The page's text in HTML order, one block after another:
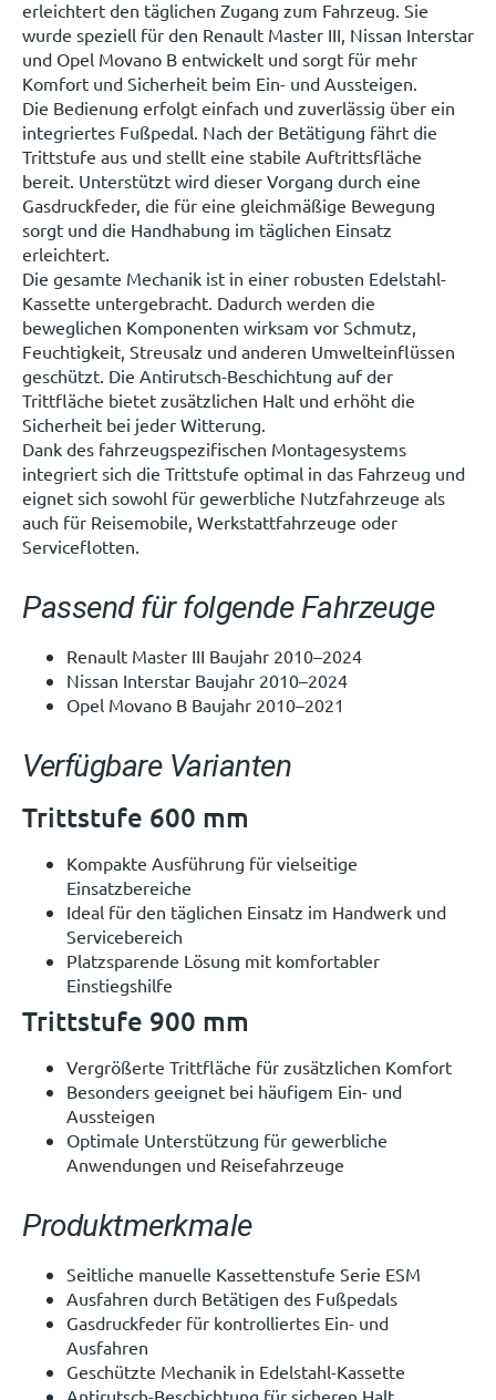
erleichtert den täglichen Zugang zum Fahrzeug. Sie
wurde speziell für den Renault Master III, Nissan Interstar
und Opel Movano B entwickelt und sorgt für mehr
Komfort und Sicherheit beim Ein- und Aussteigen.
Die Bedienung erfolgt einfach und zuverlässig über ein
integriertes Fußpedal. Nach der Betätigung fährt die
Trittstufe aus und stellt eine stabile Auftrittsfläche
bereit. Unterstützt wird dieser Vorgang durch eine
Gasdruckfeder, die für eine gleichmäßige Bewegung
sorgt und die Handhabung im täglichen Einsatz
erleichtert.
Die gesamte Mechanik ist in einer robusten Edelstahl-
Kassette untergebracht. Dadurch werden die
beweglichen Komponenten wirksam vor Schmutz,
Feuchtigkeit, Streusalz und anderen Umwelteinflüssen
geschützt. Die Antirutsch-Beschichtung auf der
Trittfläche bietet zusätzlichen Halt und erhöht die
Sicherheit bei jeder Witterung.
Dank des fahrzeugspezifischen Montagesystems
integriert sich die Trittstufe optimal in das Fahrzeug und
eignet sich sowohl für gewerbliche Nutzfahrzeuge als
auch für Reisemobile, Werkstattfahrzeuge oder
Serviceflotten.
Passend für folgende Fahrzeuge
Renault Master III Baujahr 2010–2024
Nissan Interstar Baujahr 2010–2024
Opel Movano B Baujahr 2010–2021
Verfügbare Varianten
Trittstufe 600 mm
Kompakte Ausführung für vielseitige
Einsatzbereiche
Ideal für den täglichen Einsatz im Handwerk und
Servicebereich
Platzsparende Lösung mit komfortabler
Einstiegshilfe
Trittstufe 900 mm
Vergrößerte Trittfläche für zusätzlichen Komfort
Besonders geeignet bei häufigem Ein- und
Aussteigen
Optimale Unterstützung für gewerbliche
Anwendungen und Reisefahrzeuge
Produktmerkmale
Seitliche manuelle Kassettenstufe Serie ESM
Ausfahren durch Betätigen des Fußpedals
Gasdruckfeder für kontrolliertes Ein- und
Ausfahren
Geschützte Mechanik in Edelstahl-Kassette